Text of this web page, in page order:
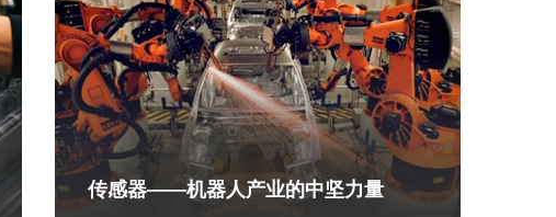
传感器——机器人产业的中坚力量